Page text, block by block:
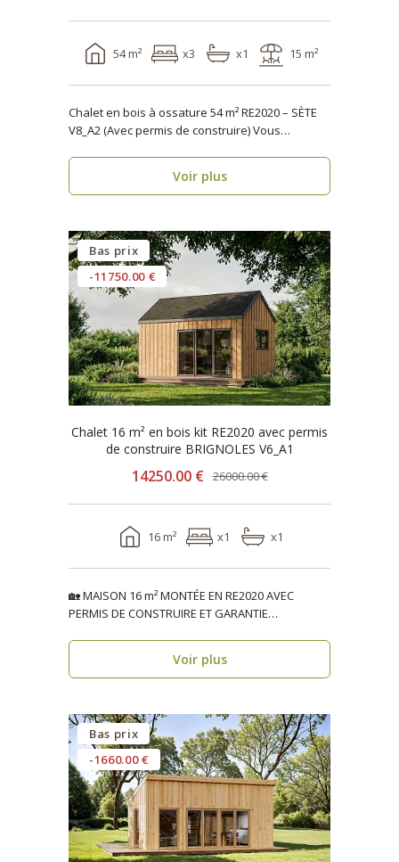
54 m² x3 x1 15 m²
Chalet en bois à ossature 54 m² RE2020 – SÈTE
V8_A2 (Avec permis de construire) Vous
Voir plus
Bas prix
-11750.00 €
Chalet 16 m² en bois kit RE2020 avec permis
de construire BRIGNOLES V6_A1
14250.00 € 26000.00 €
16 m² x1 x1
🏡 MAISON 16 m² MONTÉE EN RE2020 AVEC
PERMIS DE CONSTRUIRE ET GARANTIE
Voir plus
Bas prix
-1660.00 €